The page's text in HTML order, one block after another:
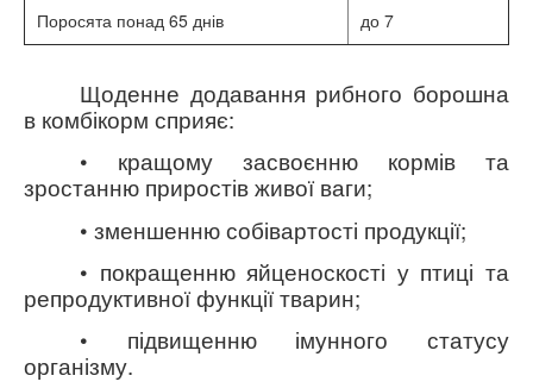
Поросята понад 65 днів до 7
Щоденне додавання рибного борошна
в комбікорм сприяє:
• кращому засвоєнню кормів та
зростанню приростів живої ваги;
• зменшенню собівартості продукції;
• покращенню яйценоскості у птиці та
репродуктивної функції тварин;
• підвищенню імунного статусу
організму.